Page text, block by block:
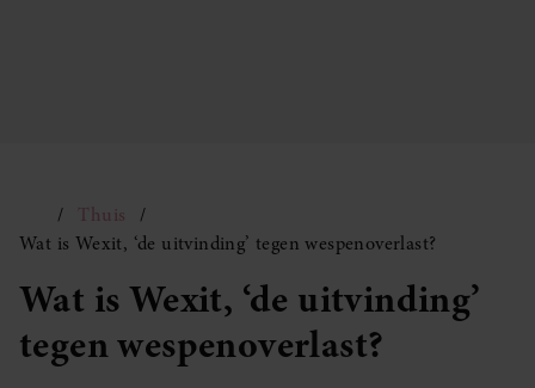
Thuis
Wat is Wexit, ‘de uitvinding’ tegen wespenoverlast?
Wat is Wexit, ‘de uitvinding’
tegen wespenoverlast?